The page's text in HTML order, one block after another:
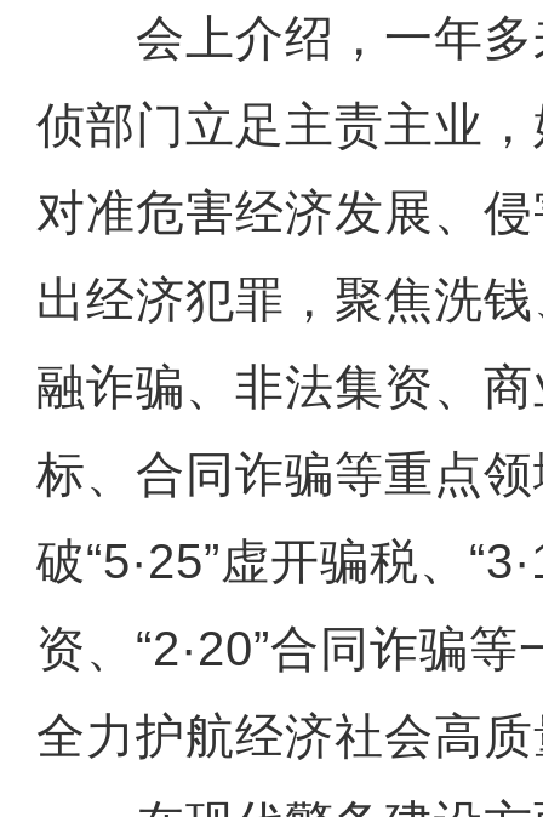
会上介绍，一年多
侦部门立足主责主业
对准危害经济发展、
出经济犯罪，聚焦洗
融诈骗、非法集资、
标、合同诈骗等重点
破“5·25”虚开骗税、
资、“2·20”合同诈骗
全力护航经济社会高